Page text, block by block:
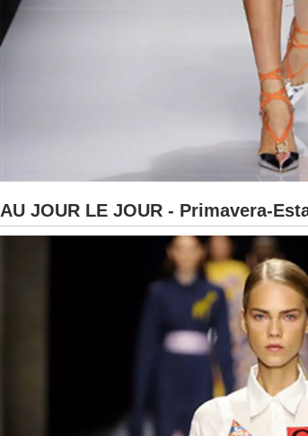
AU JOUR LE JOUR - Primavera-